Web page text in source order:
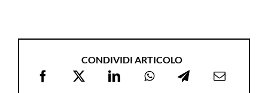
CONDIVIDI ARTICOLO